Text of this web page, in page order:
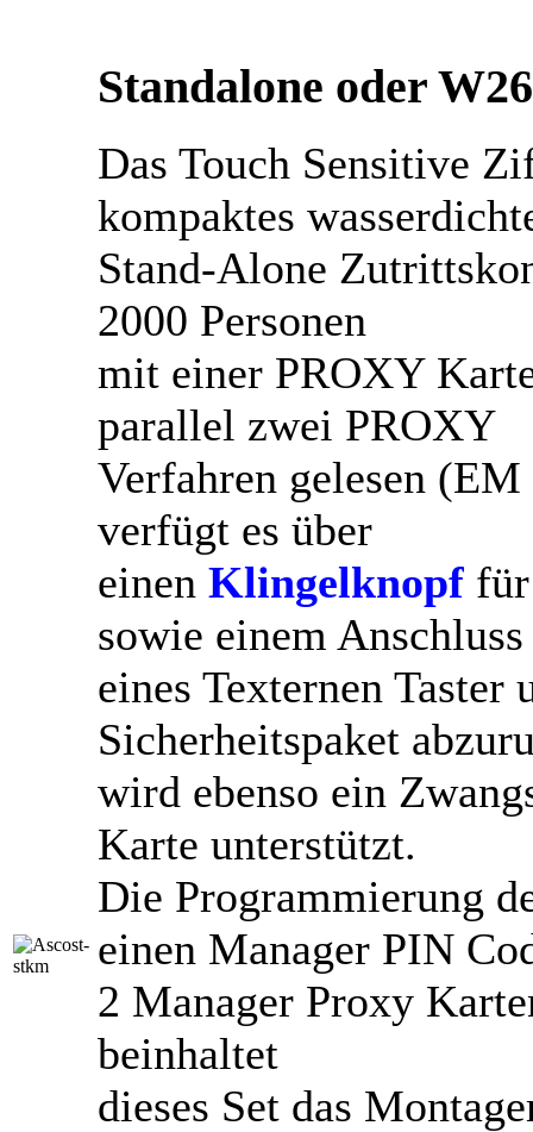
Standalone oder
Das Touch Sensitive
kompaktes
Stand-Alone
2000 Personen
mit einer PROXY
parallel zwei PROXY
Verfahren gelesen
verfügt es über
einen Klingelknopf
sowie einem Anschluss
eines Texternen
Sicherheitspaket
wird ebenso ein
Karte unterstützt.
Die Programmierung
einen Manager PIN
2 Manager Proxy
beinhaltet
dieses Set das